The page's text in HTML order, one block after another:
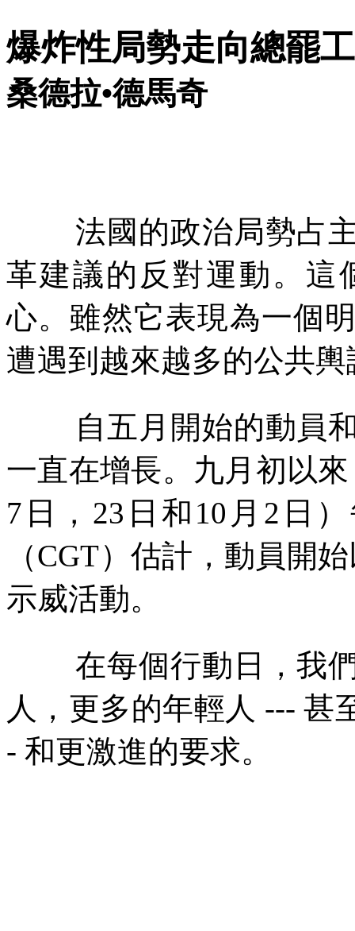
爆炸性局勢走向總罷工
桑德拉•德馬奇
法國的政治局勢占
革建議的反對運動。這
心。雖然它表現為一個
遭遇到越來越多的公共
自五月開始的動員
一直在增長。九月初以
7 日， 23 日和 10 月 2 日
（CGT）估計，動員開
示威活動。
在每個行動日，我
人，更多的年輕人 ---甚
- 和更激進的要求。